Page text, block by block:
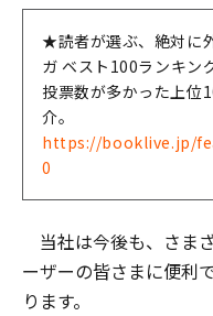
★読者が選ぶ、絶対に
ガ ベスト100ランキン
投票数が多かった上位
介。
https://booklive.jp/
0
当社は今後も、さま
ーザーの皆さまに便利
ります。